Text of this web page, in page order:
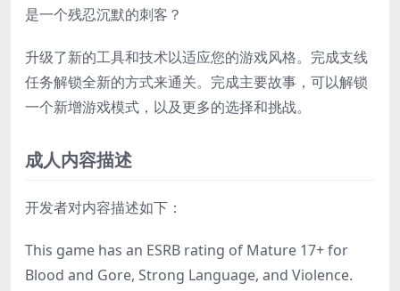
是一个残忍沉默的刺客？
升级了新的工具和技术以适应您的游戏风格。完成支线
任务解锁全新的方式来通关。完成主要故事，可以解锁
一个新增游戏模式，以及更多的选择和挑战。
成人内容描述
开发者对内容描述如下：
This game has an ESRB rating of Mature 17+ for
Blood and Gore, Strong Language, and Violence.